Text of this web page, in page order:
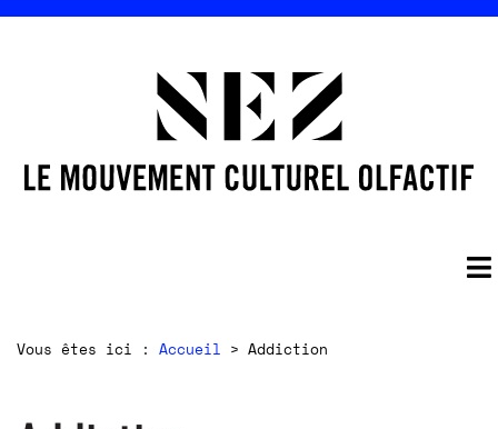
Vous êtes ici : Accueil > Addiction